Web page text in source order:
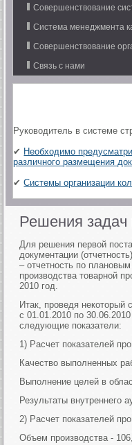
Совершенствование
Система менеджмента
Совершенствование
Связь с нами
Руководитель в системе
✔ Необходимо
различного размещения
✔Системы организации
Решения задач
Для решения первой
документации
– отчетность по
производства товарной
2010 год.
Итак, проведя некоторый
с 01.01.2010 по
следующие показатели:
1) Расчет показателей
Качество выполненных
Выполнение целей в
Результаты внутреннего
2) Расчет показателей
Объем производства -